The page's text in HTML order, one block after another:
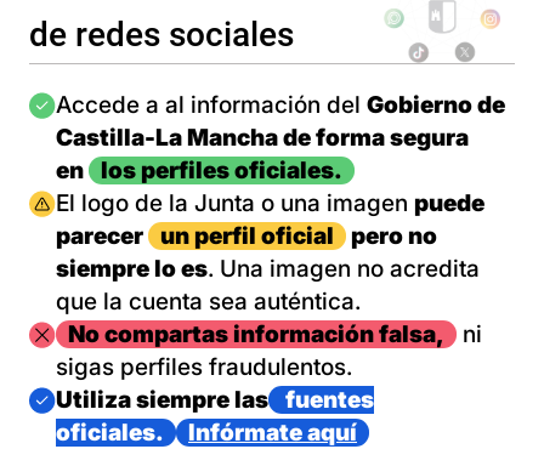
de redes sociales
Imagen
Accede a al información del Gobierno de
Castilla-La Mancha de forma segura
en
los perfiles oficiales.
Imagen
El logo de la Junta o una imagen puede
parecer
un perfil oficial
pero no
siempre lo es. Una imagen no acredita
que la cuenta sea auténtica.
ImagenNo compartas información falsa,
ni
sigas perfiles fraudulentos.
Imagen
Utiliza siempre las
fuentes
oficiales.
Infórmate aquí